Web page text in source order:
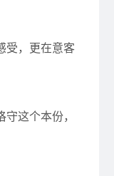
受，更在意客
这个本份，